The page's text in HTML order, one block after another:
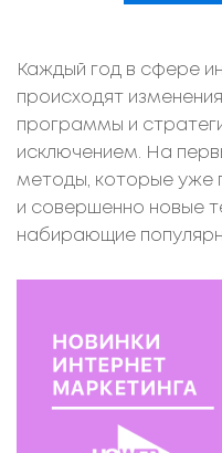
Каждый год в сфере
происходят
программы и
исключением. На
методы, которые уже
и совершенно новые
набирающие